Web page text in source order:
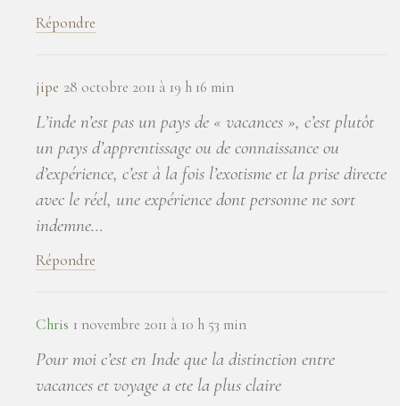
Répondre
jipe 28 octobre 2011 à 19 h 16 min
L’inde n’est pas un pays de « vacances », c’est plutôt
un pays d’apprentissage ou de connaissance ou
d’expérience, c’est à la fois l’exotisme et la prise directe
avec le réel, une expérience dont personne ne sort
indemne…
Répondre
Chris 1 novembre 2011 à 10 h 53 min
Pour moi c’est en Inde que la distinction entre
vacances et voyage a ete la plus claire